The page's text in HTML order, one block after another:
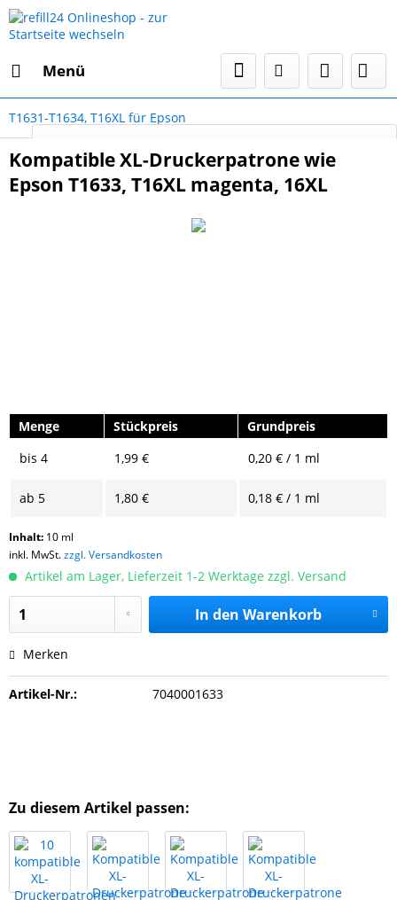
Menü
T1631-T1634, T16XL für Epson
Kompatible XL-Druckerpatrone wie
Epson T1633, T16XL magenta, 16XL
Menge Stückpreis
Grundpreis
bis 4 1,99 € 0,20 € / 1 ml
ab 5 1,80 € 0,18 € / 1 ml
Inhalt: 10 ml
inkl. MwSt.zzgl. Versandkosten
Artikel am Lager, Lieferzeit 1-2 Werktage zzgl. Versand
In den Warenkorb
Merken
Artikel-Nr.: 7040001633
Zu diesem Artikel passen: